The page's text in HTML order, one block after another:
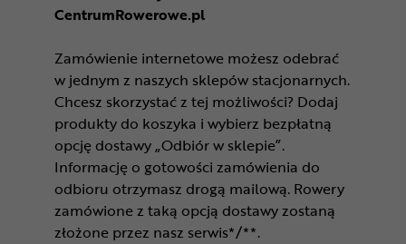
CentrumRowerowe.pl
Zamówienie internetowe możesz odebrać
w jednym z naszych sklepów stacjonarnych.
Chcesz skorzystać z tej możliwości? Dodaj
produkty do koszyka i wybierz bezpłatną
opcję dostawy „Odbiór w sklepie”.
Informację o gotowości zamówienia do
odbioru otrzymasz drogą mailową. Rowery
zamówione z taką opcją dostawy zostaną
złożone przez nasz serwis*/**.